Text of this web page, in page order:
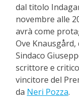
dal titolo
novembre alle
avrà come
Ove
Sindaco
scrittore e
vincitore del
da Neri Pozza.